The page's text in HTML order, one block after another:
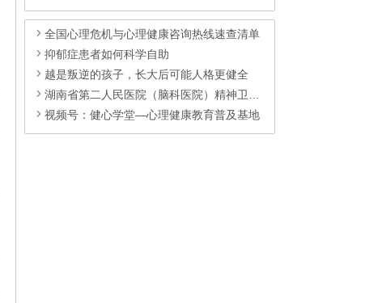
全国心理危机与心理健康咨询热线速查清单
抑郁症患者如何科学自助
越是叛逆的孩子，长大后可能人格更健全
湖南省第二人民医院（脑科医院）精神卫生中心介绍
视频号：健心学堂—心理健康教育普及基地